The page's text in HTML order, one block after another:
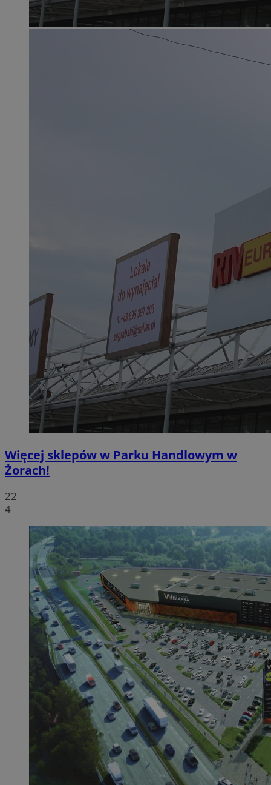
Więcej sklepów w Parku Handlowym w
Żorach!
22
4